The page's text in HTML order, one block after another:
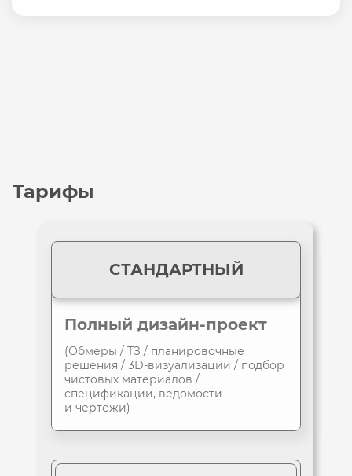
Тарифы
СТАНДАРТНЫЙ
Полный дизайн-проект
(Обмеры / ТЗ / планировочные
решения / 3D-визуализации / подбор
чистовых материалов /
спецификации, ведомости
и чертежи)